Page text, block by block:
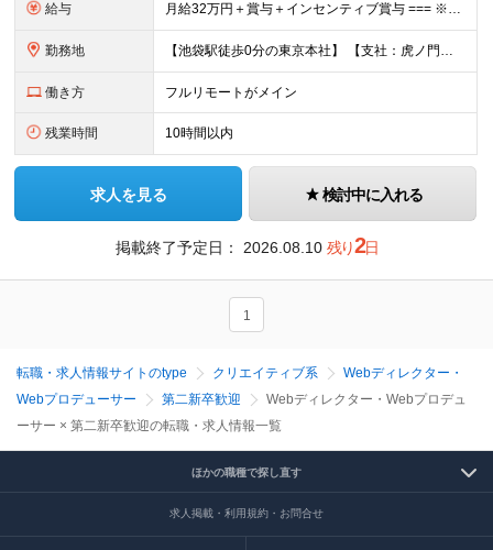
給与 月給32万円＋賞与＋インセンティブ賞与 === ※研修期間中の給与 〇経験者（マーケティング・営業・対人業務経験者） ＞月給27万円 〇未経験 ＞月給25万円 ☆研修期間中であっても6ヶ月後業績
勤務地 【池袋駅徒歩0分の東京本社】 【支社：虎ノ門、丸の内、銀座、新宿、渋谷、名古屋、大阪、博多】で募集スタート！ ※転勤はございません。 ☆東京本社 東京都豊島区西池袋1-11-1 メトロポリタンプラ
働き方 フルリモートがメイン
残業時間 10時間以内
求人を見る 検討中に入れる
掲載終了予定日： 2026.08.10 残り2日
1
転職・求人情報サイトのtype クリエイティブ系
Webディレクター・
Webプロデューサー
第二新卒歓迎
Webディレクター・Webプロデュ
ーサー × 第二新卒歓迎の転職・求人情報一覧
ほかの職種で探し直す
求人掲載・利用規約・お問合せ